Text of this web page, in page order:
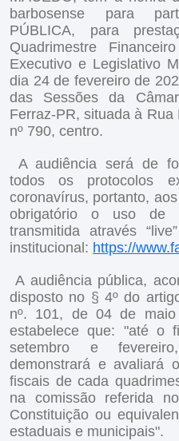
barbosense para
PÚBLICA, para
Quadrimestre
Executivo e Legislativo
dia 24 de fevereiro de
das Sessões da
Ferraz-PR, situada à
nº 790, centro.
A audiência será de
todos os protocolos
coronavírus, portanto,
obrigatório o uso de
transmitida através
institucional: https://
A audiência pública,
disposto no § 4º do
nº. 101, de 04 de
estabelece que: "até o
setembro e
demonstrará e avaliará
fiscais de cada
na comissão referida
Constituição ou
estaduais e municipais".